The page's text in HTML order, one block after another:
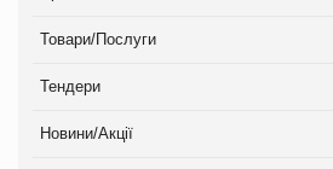
Товари/Послуги
Тендери
Новини/Акції